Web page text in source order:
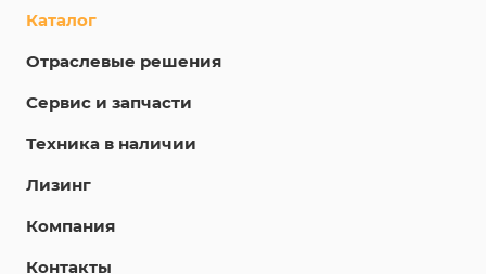
Каталог
Отраслевые решения
Сервис и запчасти
Техника в наличии
Лизинг
Компания
Контакты